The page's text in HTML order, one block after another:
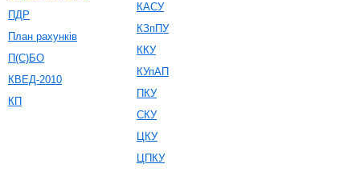
ПДР
План рахунків
П(С)БО
КВЕД-2010
КП
КАСУ
КЗпПУ
ККУ
КУпАП
ПКУ
СКУ
ЦКУ
ЦПКУ